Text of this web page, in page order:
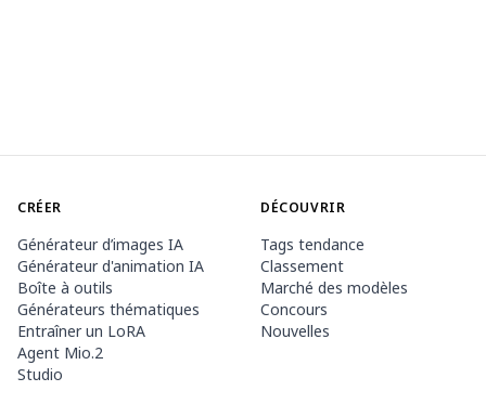
CRÉER
Générateur d’images IA
Générateur d'animation IA
Boîte à outils
Générateurs thématiques
Entraîner un LoRA
Agent Mio.2
Studio
DÉCOUVRIR
Tags tendance
Classement
Marché des modèles
Concours
Nouvelles